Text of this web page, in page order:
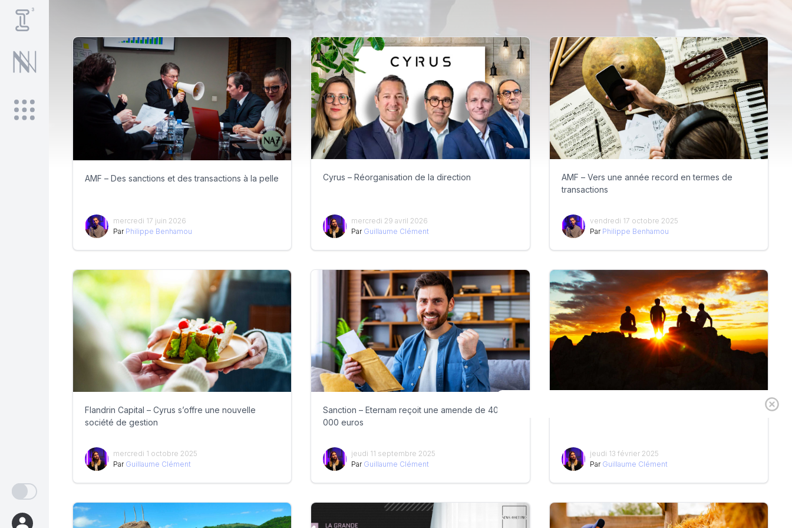
AMF – Des sanctions et des transactions à la pelle
mercredi 17 juin 2026
Par Philippe Benhamou
Cyrus – Réorganisation de la direction
mercredi 29 avril 2026
Par Guillaume Clément
AMF – Vers une année record en termes de
transactions
vendredi 17 octobre 2025
Par Philippe Benhamou
Flandrin Capital – Cyrus s’offre une nouvelle
société de gestion
mercredi 1 octobre 2025
Par Guillaume Clément
Sanction – Eternam reçoit une amende de 400
000 euros
jeudi 11 septembre 2025
Par Guillaume Clément
jeudi 13 février 2025
Par Guillaume Clément